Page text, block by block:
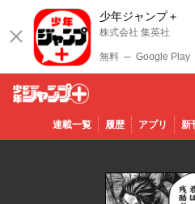
少年ジャンプ＋
株式会社 集英社
無料 ─ Google Play
少年ジ
ャンプ
連載一覧 履歴 アプリ 新